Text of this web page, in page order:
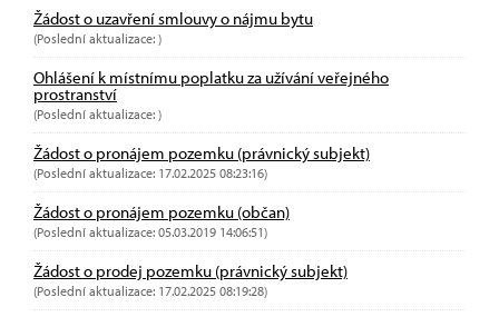
Žádost o uzavření smlouvy o nájmu bytu
(Poslední aktualizace: )
Ohlášení k místnímu poplatku za užívání veřejného
prostranství
(Poslední aktualizace: )
Žádost o pronájem pozemku (právnický subjekt)
(Poslední aktualizace: 17.02.2025 08:23:16)
Žádost o pronájem pozemku (občan)
(Poslední aktualizace: 05.03.2019 14:06:51)
Žádost o prodej pozemku (právnický subjekt)
(Poslední aktualizace: 17.02.2025 08:19:28)